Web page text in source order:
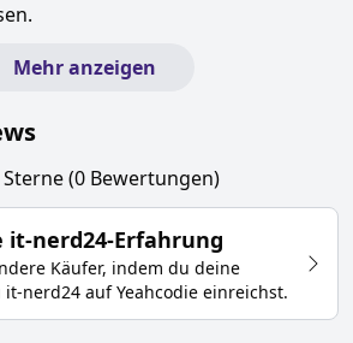
Mehr anzeigen
Sterne(0 Bewertungen)
it-nerd24-Erfahrung
Käufer, indem du deine
it-nerd24 auf Yeahcodie einreichst.